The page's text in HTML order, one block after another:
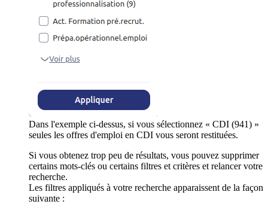
Dans l'exemple ci-dessus, si vous sélectionnez « CDI (941) »
seules les offres d'emploi en CDI vous seront restituées.
Si vous obtenez trop peu de résultats, vous pouvez supprimer
certains mots-clés ou certains filtres et critères et relancer votre
recherche.
Les filtres appliqués à votre recherche apparaissent de la façon
suivante :